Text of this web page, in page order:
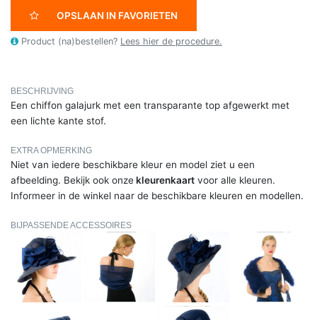
OPSLAAN IN FAVORIETEN
Product (na)bestellen? Lees hier de procedure.
BESCHRIJVING
Een chiffon galajurk met een transparante top afgewerkt met
een lichte kante stof.
EXTRA OPMERKING
Niet van iedere beschikbare kleur en model ziet u een
afbeelding. Bekijk ook onzekleurenkaart voor alle kleuren.
Informeer in de winkel naar de beschikbare kleuren en modellen.
BIJPASSENDE ACCESSOIRES